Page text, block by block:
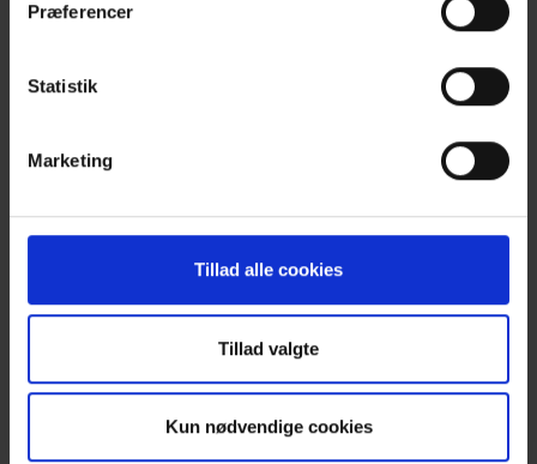
Præferencer
Statistik
Marketing
Tillad alle cookies
Tillad valgte
Kun nødvendige cookies
KURSUSDATOER
7. september 2026
Skanderborg
2. november 2026
Skanderborg
Glostrup
3. december 2026
Vejle